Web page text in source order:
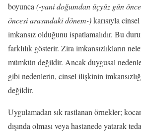
boyunca (-yani doğumdan üçyüz gün
öncesi arasındaki dönem-)karısıyla
imkansız olduğunu ispatlamalıdır. Bu
farklılık gösterir. Zira imkansızlıkların
mümkün değildir. Ancak duygusal
gibi nedenlerin, cinsel ilişkinin
değildir.
Uygulamadan sık rastlanan örnekler;
dışında olması veya hastanede yatarak